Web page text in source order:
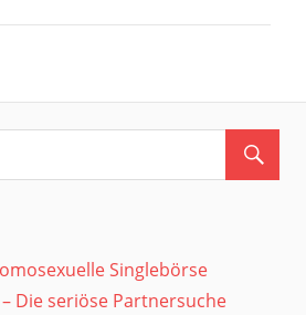
Singlebörse
Die seriöse Partnersuche